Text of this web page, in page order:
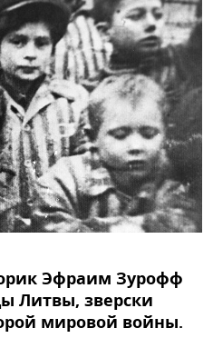
Эфраим Зурофф
Литвы, зверски
мировой войны.